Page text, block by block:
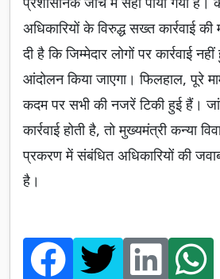
अधिकारियों के विरुद्ध सख्त कार्रवाई
दी है कि जिम्मेदार लोगों पर कार्रवाई
आंदोलन किया जाएगा। फिलहाल, पूरे
कदम पर सभी की नजरें टिकी हुई हैं।
कार्रवाई होती है, तो मुख्यमंत्री कन्या
प्रकरण में संबंधित अधिकारियों की
है।